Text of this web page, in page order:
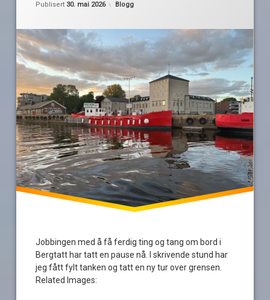
Publisert 30. mai 2026 Kategorier:
Blogg
Jobbingen med å få ferdig ting og tang om bord i
Bergtatt har tatt en pause nå. I skrivende stund har
jeg fått fylt tanken og tatt en ny tur over grensen.
Related Images:
strömstad
Tur
til